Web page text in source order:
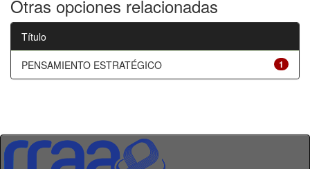
Otras opciones relacionadas
Título
1
PENSAMIENTO ESTRATÉGICO